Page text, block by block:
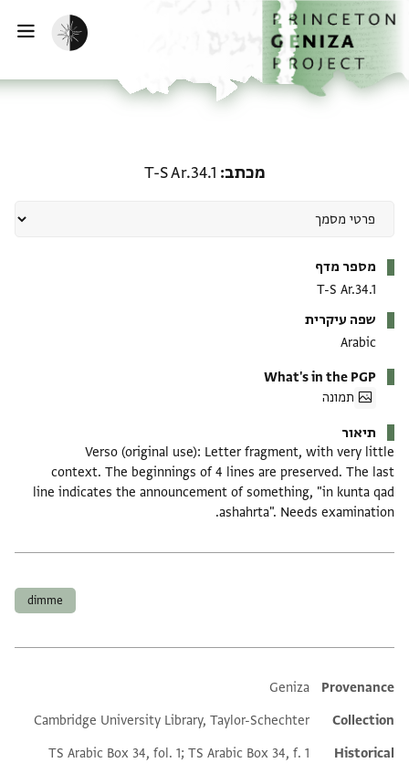
לתוכןהבית
הפעלת מצב כהה
מכתב T-S Ar.34.1
מספר מדף
T-S Ar.34.1
שפה עיקרית
Arabic
What's in the PGP
תמונה
תיאור
Verso (original use): Letter fragment, with very little
context. The beginnings of 4 lines are preserved. The last
line indicates the announcement of something, "in kunta qad
ashahrta". Needs examination.
dimme
Additional metadata
Provenance
Geniza
Collection
Cambridge University Library, Taylor-Schechter
Historical
TS Arabic Box 34, fol. 1; TS Arabic Box 34, f. 1